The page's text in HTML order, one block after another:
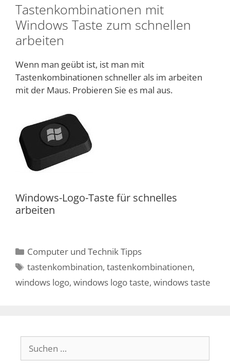
Tastenkombinationen mit
Windows Taste zum schnellen
arbeiten
Wenn man geübt ist, ist man mit
Tastenkombinationen schneller als im arbeiten
mit der Maus. Probieren Sie es mal aus.
Windows-Logo-Taste für schnelles
arbeiten
Kategorien
Computer und Technik Tipps
Schlagwörter
tastenkombination,tastenkombinationen,
windows logo, windows logo taste, windows taste
Suchen
nach: